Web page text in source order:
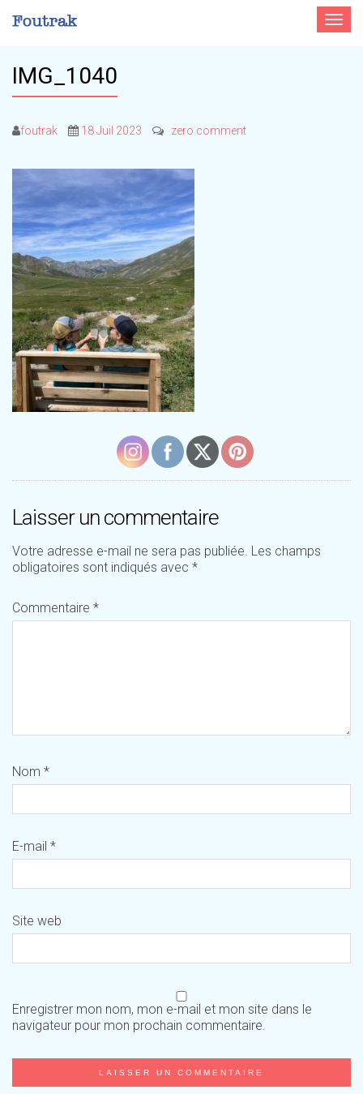
Toggle
IMG_1040
foutrak 18 Juil 2023 zero comment
Laisser un commentaire
Votre adresse e-mail ne sera pas publiée. Les champs
obligatoires sont indiqués avec *
Commentaire *
Nom *
E-mail *
Site web
Enregistrer mon nom, mon e-mail et mon site dans le
navigateur pour mon prochain commentaire.